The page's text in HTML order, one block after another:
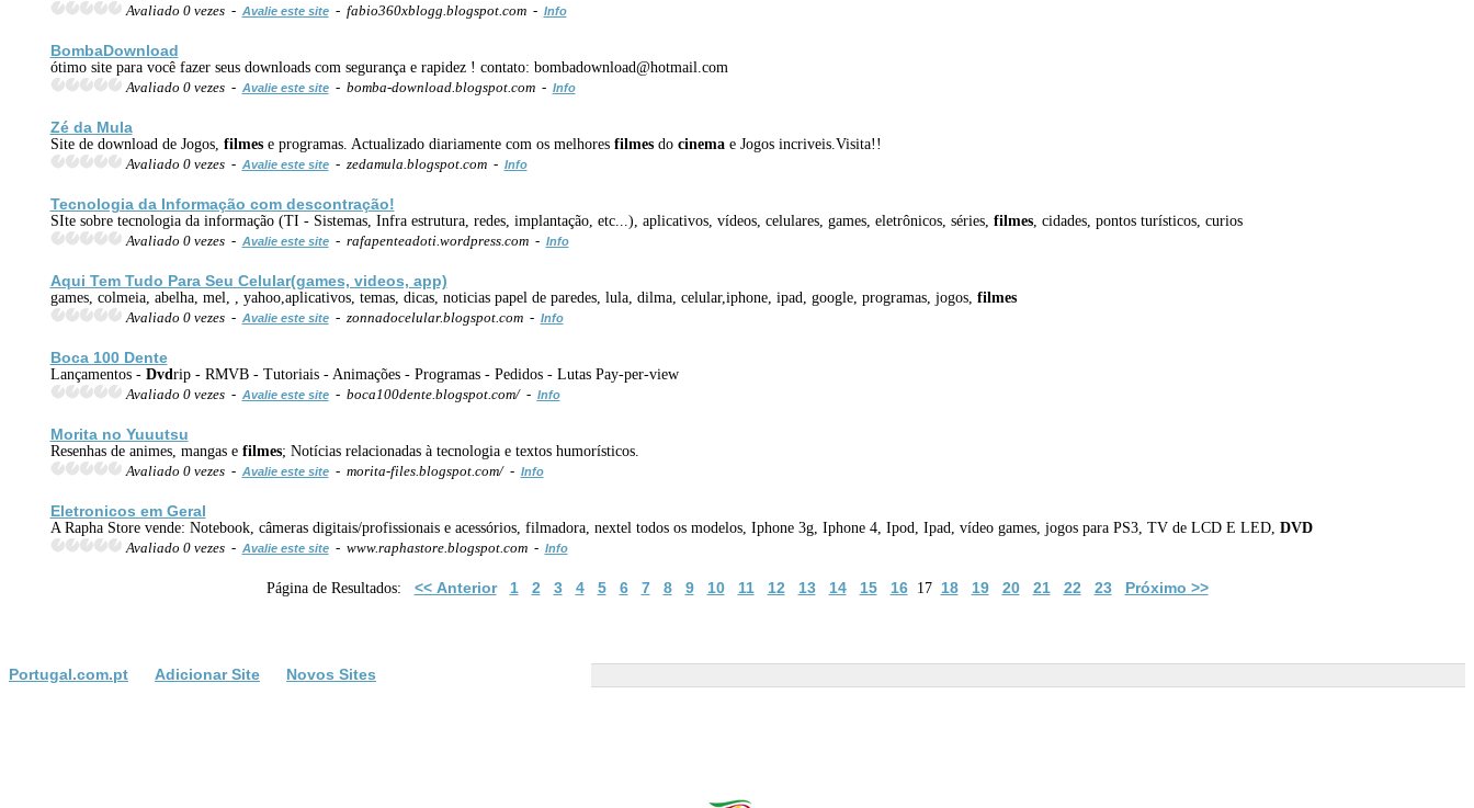
Avaliado 0 vezes - Avalie este site- fabio360xblogg.blogspot.com - Info
BombaDownload
ótimo site para você fazer seus downloads com segurança e rapidez ! contato: bombadownload@hotmail.com
Avaliado 0 vezes - Avalie este site- bomba-download.blogspot.com - Info
Zé da Mula
Site de download de Jogos, filmese programas. Actualizado diariamente com os melhores filmesdo cinemae Jogos incriveis.Visita!!
Avaliado 0 vezes - Avalie este site- zedamula.blogspot.com - Info
Tecnologia da Informação com descontração!
SIte sobre tecnologia da informação (TI - Sistemas, Infra estrutura, redes, implantação, etc...), aplicativos, vídeos, celulares, games, eletrônicos, séries, filmes, cidades, pontos turísticos, curios
Avaliado 0 vezes - Avalie este site- rafapenteadoti.wordpress.com - Info
Aqui Tem Tudo Para Seu Celular(games, videos, app)
games, colmeia, abelha, mel, , yahoo,aplicativos, temas, dicas, noticias papel de paredes, lula, dilma, celular,iphone, ipad, google, programas, jogos, filmes
Avaliado 0 vezes - Avalie este site- zonnadocelular.blogspot.com - Info
Boca 100 Dente
Lançamentos - Dvd rip - RMVB - Tutoriais - Animações - Programas - Pedidos - Lutas Pay-per-view
Avaliado 0 vezes - Avalie este site- boca100dente.blogspot.com/ - Info
Morita no Yuuutsu
Resenhas de animes, mangas e filmes; Notícias relacionadas à tecnologia e textos humorísticos.
Avaliado 0 vezes - Avalie este site- morita-files.blogspot.com/ - Info
Eletronicos em Geral
A Rapha Store vende: Notebook, câmeras digitais/profissionais e acessórios, filmadora, nextel todos os modelos, Iphone 3g, Iphone 4, Ipod, Ipad, vídeo games, jogos para PS3, TV de LCD E LED, DVD
Avaliado 0 vezes - Avalie este site- www.raphastore.blogspot.com - Info
Página de Resultados: << Anterior 1 2 3 4 5 6 7 8 9 10 11 12 13 14 15 1617 18 19 20 21 22 23 Próximo >>
Portugal.com.pt Adicionar Site Novos Sites